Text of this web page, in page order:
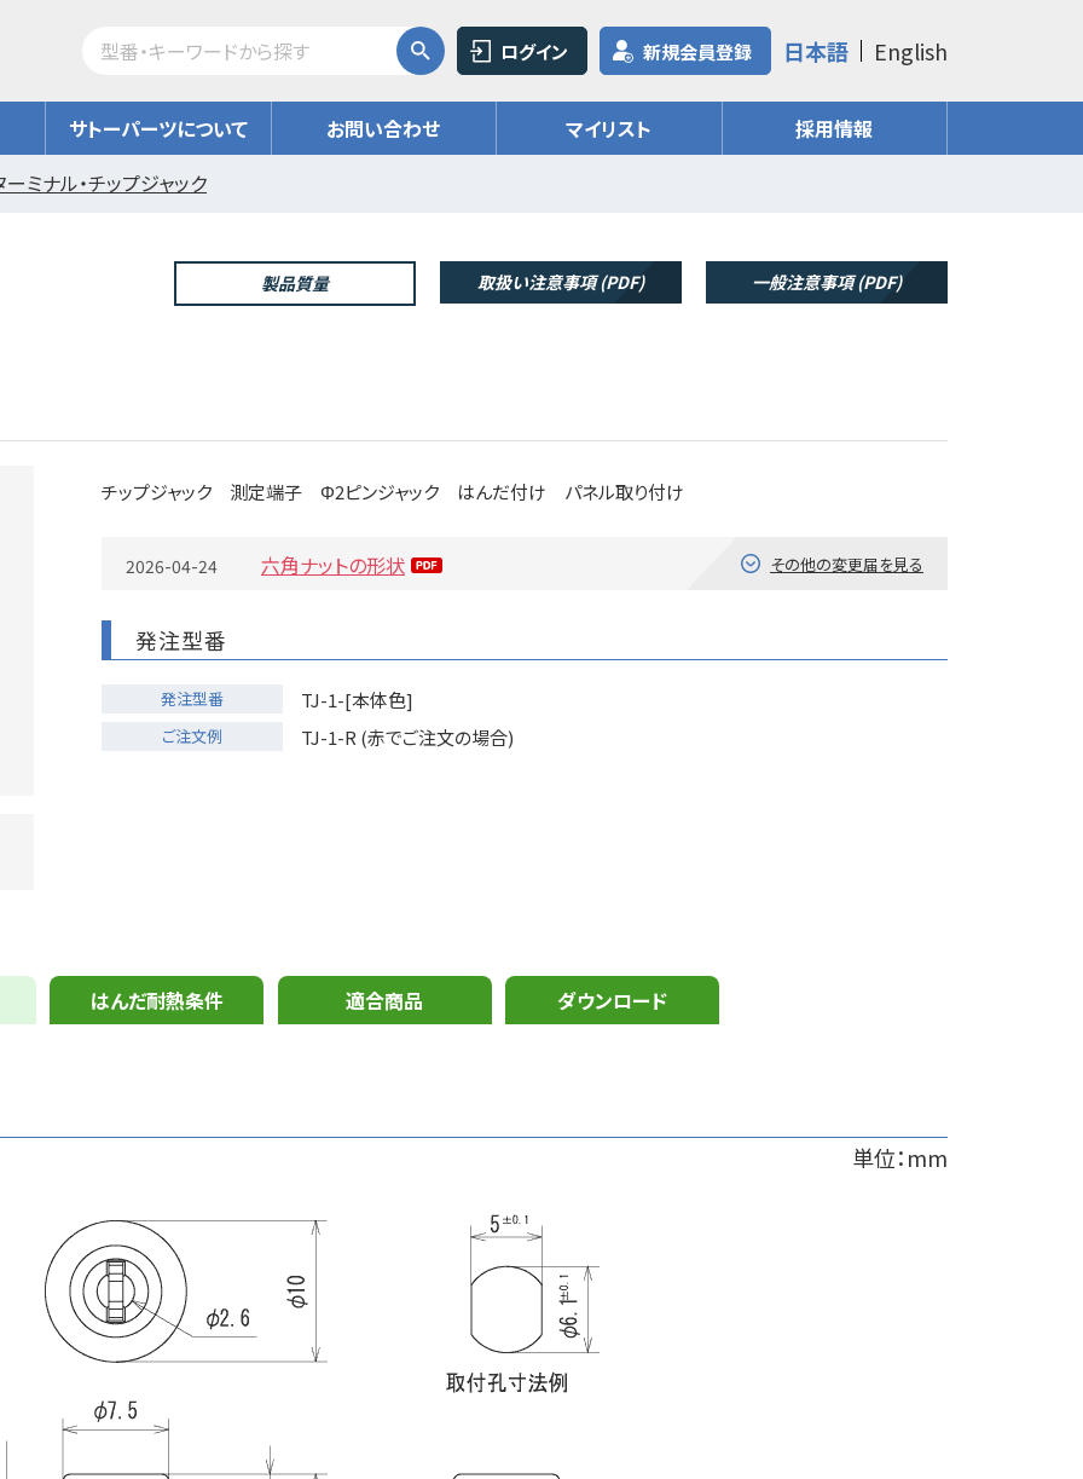
ログイン 新規会員登録 日本語 English
サトーパーツについて お問い合わせ マイリスト
採用情報
ーミナル・チップジャック
製品質量 取扱い注意事項 (PDF) 一般注意事項 (PDF)
チップジャック 測定端子 Φ2ピンジャック はんだ付け パネル取り付け
2026-04-24 六角ナットの形状 その他の変更届を見る
発注型番
発注型番 TJ-1-[本体色]
ご注文例 TJ-1-R (赤でご注文の場合)
はんだ耐熱条件 適合商品 ダウンロード
単位：mm